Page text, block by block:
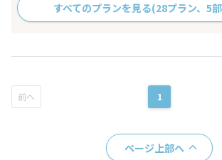
すべてのプランを見る(28プラン、5
1
ページ上部へ